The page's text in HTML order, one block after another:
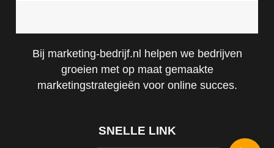
Bij marketing-bedrijf.nl helpen we bedrijven
groeien met op maat gemaakte
marketingstrategieën voor online succes.
SNELLE LINK